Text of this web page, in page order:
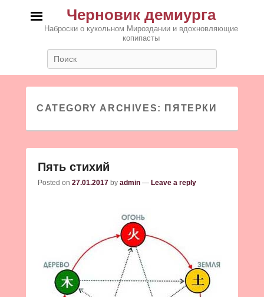
Черновик демиурга
Наброски о кукольном Мироздании и вдохновляющие
копипасты
CATEGORY ARCHIVES: ПЯТЕРКИ
Пять стихий
Posted on 27.01.2017 by admin — Leave a reply